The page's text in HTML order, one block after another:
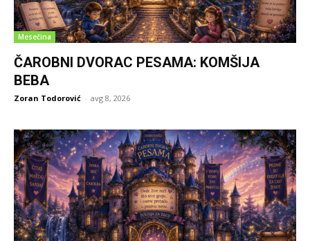
Mesečina
ČAROBNI DVORAC PESAMA: KOMŠIJA
BEBA
Zoran Todorović - avg 8, 2026